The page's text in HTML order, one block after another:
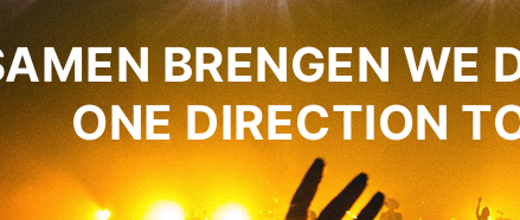
BRENGEN WE
ONE DIRECTION